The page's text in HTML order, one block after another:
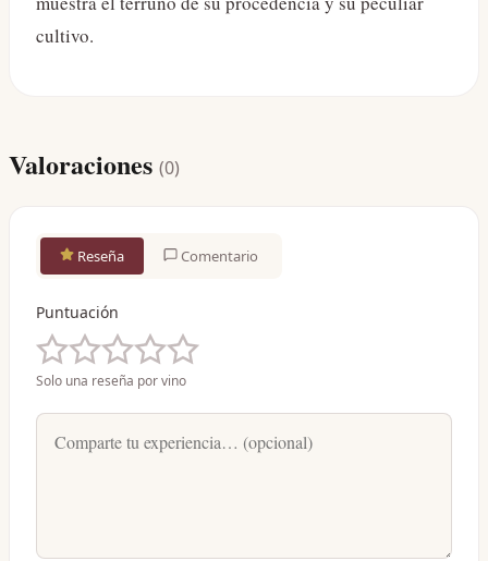
cultivo.
Valoraciones (0)
Reseña Comentario
Puntuación
Solo una reseña por vino